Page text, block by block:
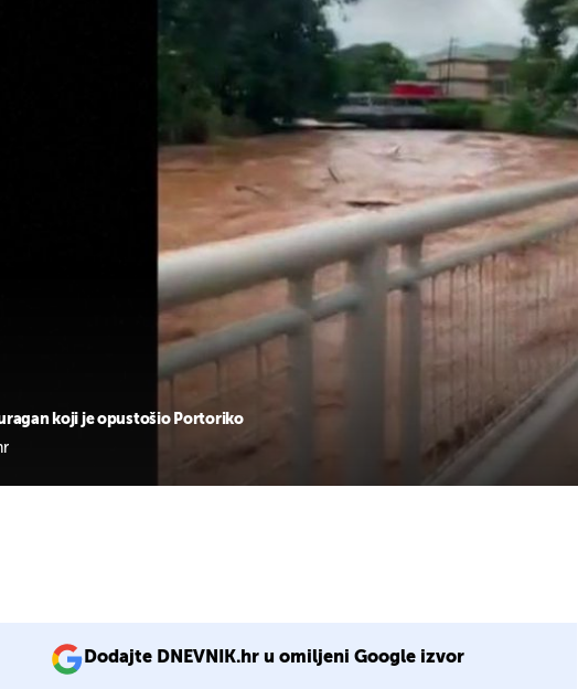
koji je opustošio Portoriko
Dodajte DNEVNIK.hr u omiljeni Google izvor